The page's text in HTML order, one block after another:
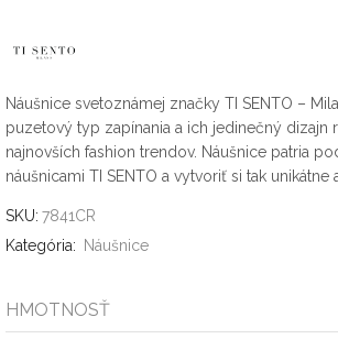
Náušnice svetoznámej značky TI SENTO –
puzetový typ zapínania a ich jedinečný dizajn
najnovších fashion trendov. Náušnice patria
náušnicami TI SENTO a vytvoriť si tak
SKU: 7841CR
Kategória:
Náušnice
HMOTNOSŤ